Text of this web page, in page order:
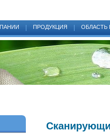
ПРОДУКЦИЯ ОБЛАСТЬ